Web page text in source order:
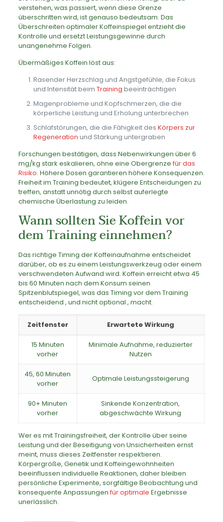
verstehen, was passiert, wenn diese Grenze
überschritten wird, ist genauso bedeutsam. Das
Überschreiten optimaler Koffeinspiegel entzieht die
Kontrolle und ersetzt Leistungsgewinne durch
unangenehme Folgen.
Übermäßiges Koffein löst aus:
Rasender Herzschlag und Angstgefühle, die Fokus
und Intensität beim Training beeinträchtigen
Magenprobleme und Kopfschmerzen, die die
körperliche Leistung und Erholung unterbrechen
Schlafstörungen, die die Fähigkeit des Körpers zur
Regeneration und Stärkung untergraben
Forschungen bestätigen, dass Nebenwirkungen über 6
mg/kg stark eskalieren, ohne eine Obergrenze für das
Risiko. Höhere Dosen garantieren höhere Konsequenzen.
Freiheit im Training bedeutet, klügere Entscheidungen zu
treffen, anstatt unnötig durch selbst auferlegte
chemische Überlastung zu leiden.
Wann sollten Sie Koffein vor
dem Training einnehmen?
Das richtige Timing der Koffeinaufnahme entscheidet
darüber, ob es zu einem Leistungswerkzeug oder einem
verschwendeten Aufwand wird. Koffein erreicht etwa 45
bis 60 Minuten nach dem Konsum seinen
Spitzenblutspiegel, was das Timing vor dem Training
entscheidend , und nicht optional , macht.
Zeitfenster Erwartete Wirkung
15 Minuten
vorher
Minimale Aufnahme, reduzierter
Nutzen
45, 60 Minuten
vorher
Optimale Leistungssteigerung
90+ Minuten
vorher
Sinkende Konzentration,
abgeschwächte Wirkung
Wer es mit Trainingsfreiheit, der Kontrolle über seine
Leistung und der Beseitigung von Unsicherheiten ernst
meint, muss dieses Zeitfenster respektieren.
Körpergröße, Genetik und Koffeingewohnheiten
beeinflussen individuelle Reaktionen, daher bleiben
persönliche Experimente, sorgfältige Beobachtung und
konsequente Anpassungen für optimale Ergebnisse
unerlässlich.